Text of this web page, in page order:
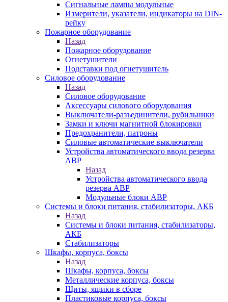
Сигнальные лампы модульные
Измерители, указатели, индикаторы на DIN-
рейку
Пожарное оборудование
Назад
Пожарное оборудование
Огнетушители
Подставки под огнетушитель
Силовое оборудование
Назад
Силовое оборудование
Аксессуары силового оборудования
Выключатели-разъединители, рубильники
Замки и ключи магнитной блокировки
Предохранители, патроны
Силовые автоматические выключатели
Устройства автоматического ввода резерва
АВР
Назад
Устройства автоматического ввода
резерва АВР
Модульные блоки АВР
Системы и блоки питания, стабилизаторы, АКБ
Назад
Системы и блоки питания, стабилизаторы,
АКБ
Стабилизаторы
Шкафы, корпуса, боксы
Назад
Шкафы, корпуса, боксы
Металлические корпуса, боксы
Щиты, ящики в сборе
Пластиковые корпуса, боксы